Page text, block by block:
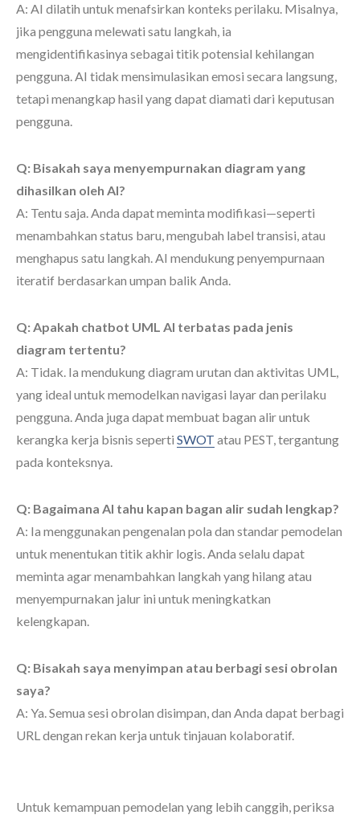
A: AI dilatih untuk menafsirkan konteks perilaku. Misalnya,
jika pengguna melewati satu langkah, ia
mengidentifikasinya sebagai titik potensial kehilangan
pengguna. AI tidak mensimulasikan emosi secara langsung,
tetapi menangkap hasil yang dapat diamati dari keputusan
pengguna.
Q: Bisakah saya menyempurnakan diagram yang
dihasilkan oleh AI?
A: Tentu saja. Anda dapat meminta modifikasi—seperti
menambahkan status baru, mengubah label transisi, atau
menghapus satu langkah. AI mendukung penyempurnaan
iteratif berdasarkan umpan balik Anda.
Q: Apakah chatbot UML AI terbatas pada jenis
diagram tertentu?
A: Tidak. Ia mendukung diagram urutan dan aktivitas UML,
yang ideal untuk memodelkan navigasi layar dan perilaku
pengguna. Anda juga dapat membuat bagan alir untuk
kerangka kerja bisnis seperti SWOT atau PEST, tergantung
pada konteksnya.
Q: Bagaimana AI tahu kapan bagan alir sudah lengkap?
A: Ia menggunakan pengenalan pola dan standar pemodelan
untuk menentukan titik akhir logis. Anda selalu dapat
meminta agar menambahkan langkah yang hilang atau
menyempurnakan jalur ini untuk meningkatkan
kelengkapan.
Q: Bisakah saya menyimpan atau berbagi sesi obrolan
saya?
A: Ya. Semua sesi obrolan disimpan, dan Anda dapat berbagi
URL dengan rekan kerja untuk tinjauan kolaboratif.
Untuk kemampuan pemodelan yang lebih canggih, periksa